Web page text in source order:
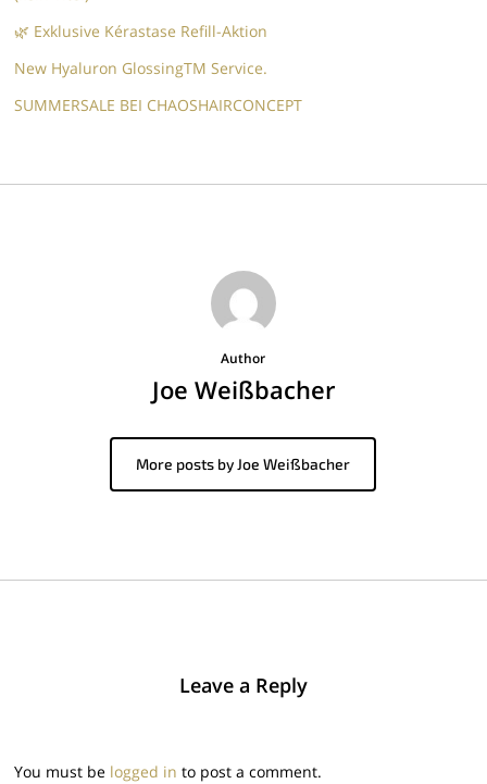
🌿 Exklusive Kérastase Refill-Aktion
New Hyaluron GlossingTM​ Service.​
SUMMERSALE BEI CHAOSHAIRCONCEPT
Author
Joe Weißbacher
More posts by Joe Weißbacher
Leave a Reply
You must be logged in to post a comment.